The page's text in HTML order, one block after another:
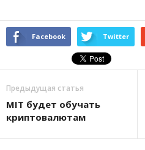
Facebook Twitter
Предыдущая статья
MIT будет обучать
криптовалютам